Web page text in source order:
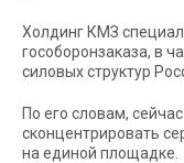
Холдинг КМЗ
гособоронзаказа, в
силовых структур
По его словам,
сконцентрировать
на единой площадке.